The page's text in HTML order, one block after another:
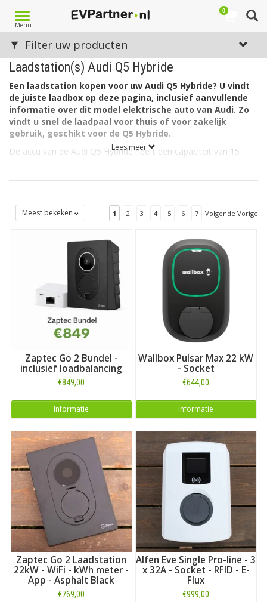
Toggle
navigation
Menu
0
Laadstation(s) Audi Q5 Hybride
Een laadstation kopen voor uw Audi Q5 Hybride? U vindt
de juiste laadbox op deze pagina, inclusief aanvullende
informatie over dit model elektrische auto van Audi. Zo
vindt u snel de laadpaal voor thuis of voor zakelijk
gebruik, geschikt voor de Q5 Hybride.
De accu van de Audi Q5 Hybride heeft een capaciteit van 15
Welk soort laadstation voor de Audi Q5 Hybride?
en kan als gezegd laden via 1 fase met 32 ampère. Hiervoor is
een EV Laadbox Type 2, 1 fase, 32A geschikt.
ons overzicht met alle
laadstations voor Audi. Op zoek naar
een laadstation voor een ander merk dan Audi? Maak dan uw
keuze bij ons uitgebreide overzicht met laadboxen voor alle
automerken. Of kijk als vermeld direct hieronder voor alle
laadboxen die geschikt zijn voor het modelQ5 Hybride
Lees meer
Filter uw producten
Meest bekeken 1 2 3 4 5 6 7 Volgende Vorige
Zaptec Go 2 Bundel -
inclusief loadbalancing
€849,00
Informatie
Wallbox Pulsar Max 22 kW
- Socket
€644,00
Informatie
Zaptec Go 2 Laadstation
22kW - WiFi - kWh meter -
App - Asphalt Black
€769,00
Alfen Eve Single Pro-line - 3
x 32A - Socket - RFID - E-
Flux
€999,00